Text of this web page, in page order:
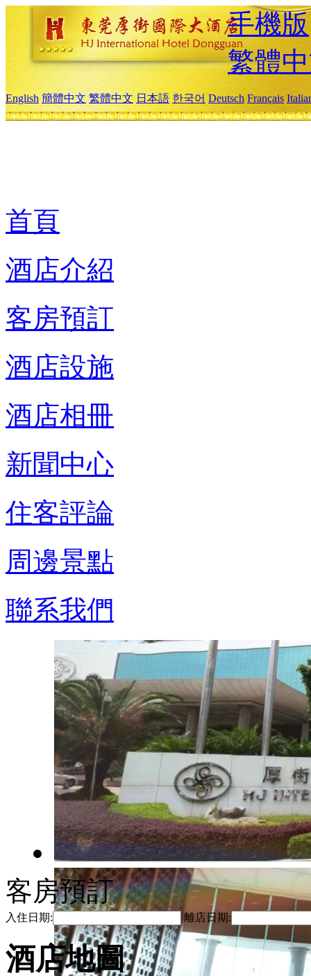
手機版
繁體
English 簡體中文 繁體中文 日本語 한국어 Deutsch Français
首頁
酒店介紹
客房預訂
酒店設施
酒店相冊
新聞中心
住客評論
周邊景點
聯系我們
客房預訂
入住日期: 離店日期:
酒店地圖